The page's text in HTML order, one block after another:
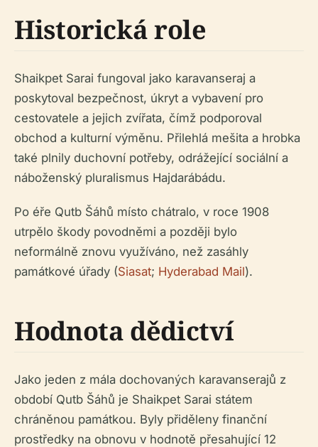
Historická role
Shaikpet Sarai fungoval jako karavanseraj a
poskytoval bezpečnost, úkryt a vybavení pro
cestovatele a jejich zvířata, čímž podporoval
obchod a kulturní výměnu. Přilehlá mešita a hrobka
také plnily duchovní potřeby, odrážející sociální a
náboženský pluralismus Hajdarábádu.
Po éře Qutb Šáhů místo chátralo, v roce 1908
utrpělo škody povodněmi a později bylo
neformálně znovu využíváno, než zasáhly
památkové úřady (Siasat; Hyderabad Mail).
Hodnota dědictví
Jako jeden z mála dochovaných karavanserajů z
období Qutb Šáhů je Shaikpet Sarai státem
chráněnou památkou. Byly přiděleny finanční
prostředky na obnovu v hodnotě přesahující 12